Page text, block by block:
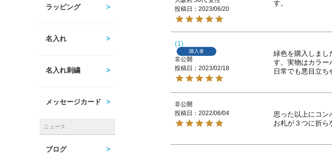
ラッピング
名入れ
名入れ刺繍
メッセージカード
ニュース
ブログ
投稿日
2023/06/20
す。
1
購入者
非公開
投稿日
2023/02/18
緑色を購入しまし
す。実物はカラー
日常でも悪目立ち
非公開
投稿日
2022/06/04
思った以上にコン
お札が３つに折ら